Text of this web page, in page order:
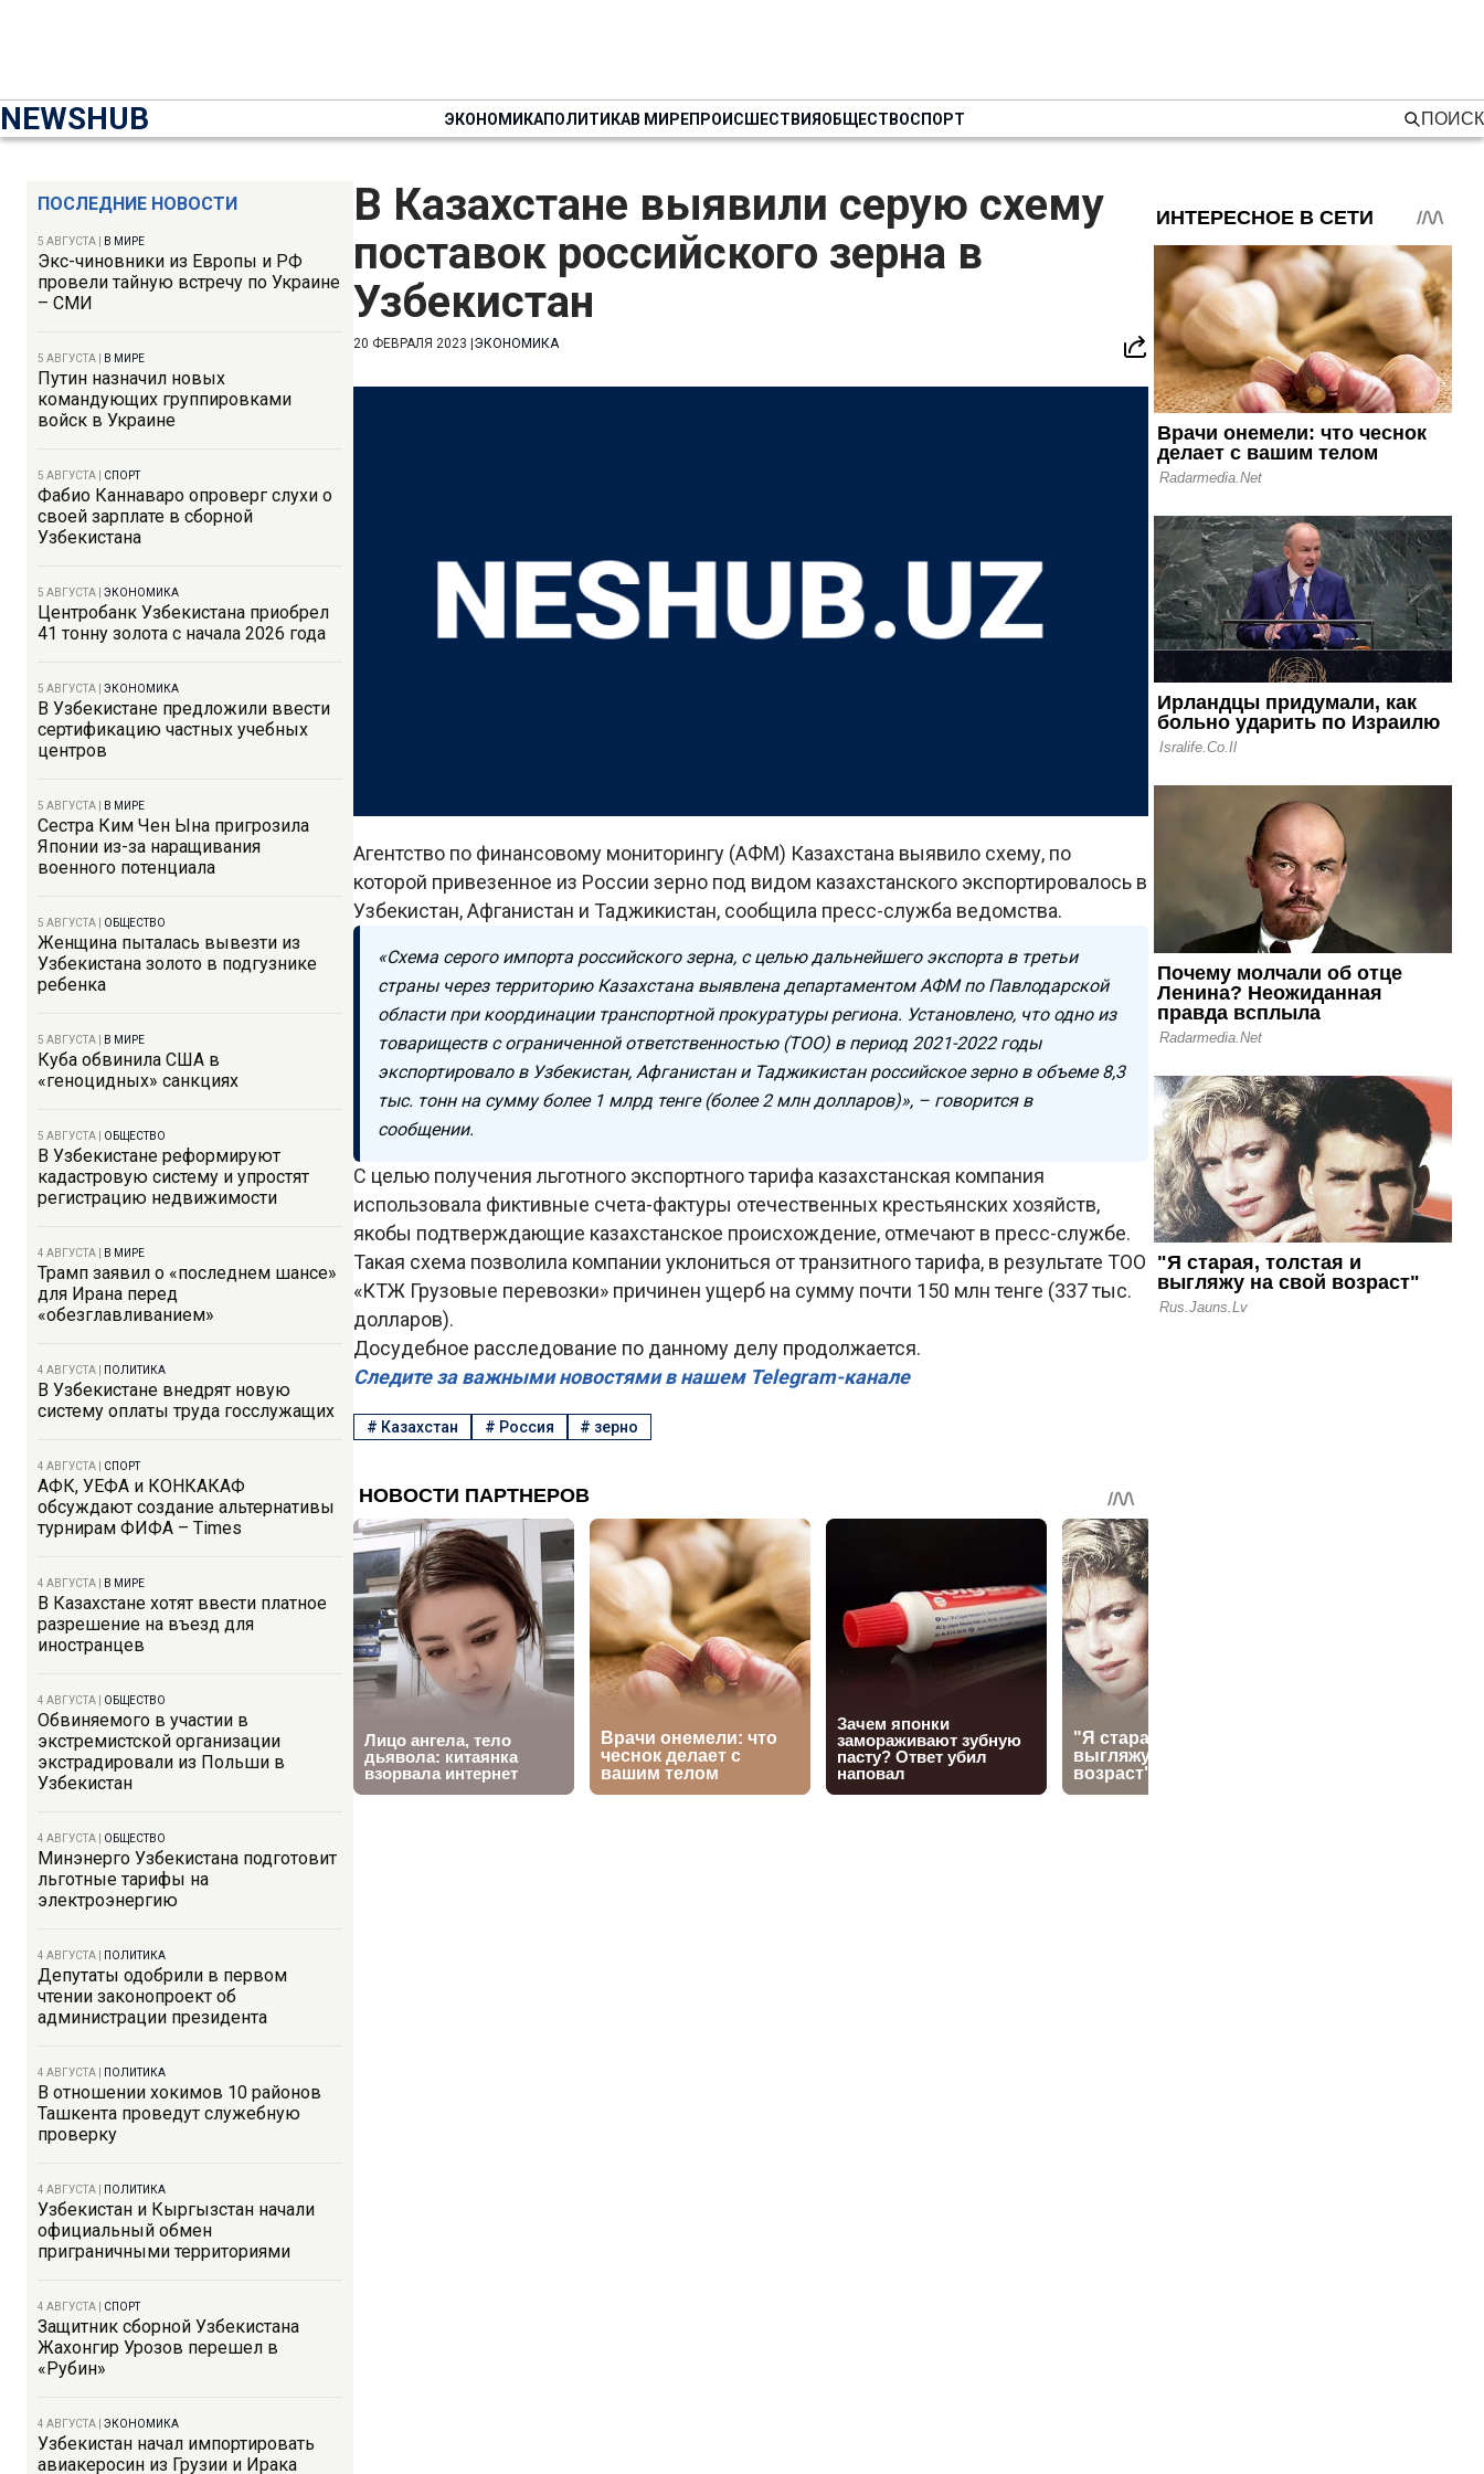
NEWSHUB ЭКОНОМИКАПОЛИТИКАВ МИРЕПРОИСШЕСТВИЯОБЩЕСТВОСПОРТ ПОИСК
ПОСЛЕДНИЕ НОВОСТИ
5 АВГУСТА В МИРЕ
Экс-чиновники из Европы и РФ
провели тайную встречу по Украине
– СМИ
5 АВГУСТА В МИРЕ
Путин назначил новых
командующих группировками
войск в Украине
5 АВГУСТА СПОРТ
Фабио Каннаваро опроверг слухи о
своей зарплате в сборной
Узбекистана
5 АВГУСТА ЭКОНОМИКА
Центробанк Узбекистана приобрел
41 тонну золота с начала 2026 года
5 АВГУСТА ЭКОНОМИКА
В Узбекистане предложили ввести
сертификацию частных учебных
центров
5 АВГУСТА В МИРЕ
Сестра Ким Чен Ына пригрозила
Японии из-за наращивания
военного потенциала
5 АВГУСТА ОБЩЕСТВО
Женщина пыталась вывезти из
Узбекистана золото в подгузнике
ребенка
5 АВГУСТА В МИРЕ
Куба обвинила США в
«геноцидных» санкциях
5 АВГУСТА ОБЩЕСТВО
В Узбекистане реформируют
кадастровую систему и упростят
регистрацию недвижимости
4 АВГУСТА В МИРЕ
Трамп заявил о «последнем шансе»
для Ирана перед
«обезглавливанием»
4 АВГУСТА ПОЛИТИКА
В Узбекистане внедрят новую
систему оплаты труда госслужащих
4 АВГУСТА СПОРТ
АФК, УЕФА и КОНКАКАФ
обсуждают создание альтернативы
турнирам ФИФА – Times
4 АВГУСТА В МИРЕ
В Казахстане хотят ввести платное
разрешение на въезд для
иностранцев
4 АВГУСТА ОБЩЕСТВО
Обвиняемого в участии в
экстремистской организации
экстрадировали из Польши в
Узбекистан
4 АВГУСТА ОБЩЕСТВО
Минэнерго Узбекистана подготовит
льготные тарифы на
электроэнергию
4 АВГУСТА ПОЛИТИКА
Депутаты одобрили в первом
чтении законопроект об
администрации президента
4 АВГУСТА ПОЛИТИКА
В отношении хокимов 10 районов
Ташкента проведут служебную
проверку
4 АВГУСТА ПОЛИТИКА
Узбекистан и Кыргызстан начали
официальный обмен
приграничными территориями
4 АВГУСТА СПОРТ
Защитник сборной Узбекистана
Жахонгир Урозов перешел в
«Рубин»
4 АВГУСТА ЭКОНОМИКА
Узбекистан начал импортировать
авиакеросин из Грузии и Ирака
В Казахстане выявили серую схему
поставок российского зерна в
Узбекистан
20 ФЕВРАЛЯ 2023 ЭКОНОМИКА
Агентство по финансовому мониторингу (АФМ) Казахстана выявило схему, по
которой привезенное из России зерно под видом казахстанского экспортировалось в
Узбекистан, Афганистан и Таджикистан, сообщила пресс-служба ведомства.
«Схема серого импорта российского зерна, с целью дальнейшего экспорта в третьи
страны через территорию Казахстана выявлена департаментом АФМ по Павлодарской
области при координации транспортной прокуратуры региона. Установлено, что одно из
товариществ с ограниченной ответственностью (ТОО) в период 2021-2022 годы
экспортировало в Узбекистан, Афганистан и Таджикистан российское зерно в объеме 8,3
тыс. тонн на сумму более 1 млрд тенге (более 2 млн долларов)», – говорится в
сообщении.
С целью получения льготного экспортного тарифа казахстанская компания
использовала фиктивные счета-фактуры отечественных крестьянских хозяйств,
якобы подтверждающие казахстанское происхождение, отмечают в пресс-службе.
Такая схема позволила компании уклониться от транзитного тарифа, в результате ТОО
«КТЖ Грузовые перевозки» причинен ущерб на сумму почти 150 млн тенге (337 тыс.
долларов).
Досудебное расследование по данному делу продолжается.
Следите за важными новостями в нашем Telegram-канале
# Казахстан # Россия # зерно